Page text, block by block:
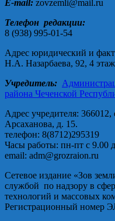
E-mail: zovzemli@mail.ru
Телефон редакции:
8 (938) 995-01-54
Адрес юридический и
Н.А. Назарбаева, 92, 4
Учредитель:
района Чеченской
Адрес учредителя: 366012,
Арсаханова, д. 15.
телефон: 8(8712)295319
Часы работы: пн-пт с 9.00
email: adm@grozraion.ru
Сетевое издание «Зов
службой по надзору в
технологий и массовых
Регистрационный номер